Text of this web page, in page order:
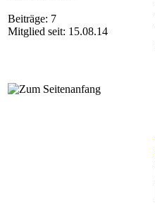
Beiträge: 7
Mitglied seit: 15.08.14